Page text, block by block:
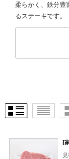
柔らかく、鉄分豊
るステーキです。
[